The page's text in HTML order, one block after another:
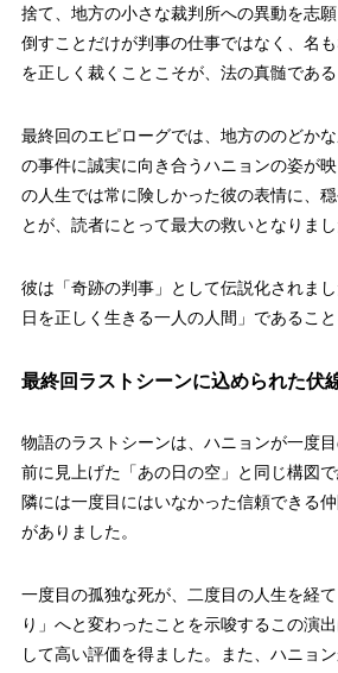
捨て、地方の小さな裁判所への異動を志
倒すことだけが判事の仕事ではなく、名
を正しく裁くことこそが、法の真髄である
最終回のエピローグでは、地方ののどか
の事件に誠実に向き合うハニョンの姿が
の人生では常に険しかった彼の表情に、
とが、読者にとって最大の救いとなりまし
彼は「奇跡の判事」として伝説化されま
日を正しく生きる一人の人間」であること
最終回ラストシーンに込められた伏
物語のラストシーンは、ハニョンが一度
前に見上げた「あの日の空」と同じ構図で
隣には一度目にはいなかった信頼できる
がありました。
一度目の孤独な死が、二度目の人生を経
り」へと変わったことを示唆するこの演
して高い評価を得ました。また、ハニョ